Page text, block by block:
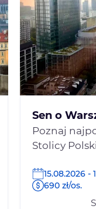
Sen o
Poznaj
Stolicy Polski
15.08.2026 -
690 zł/os.